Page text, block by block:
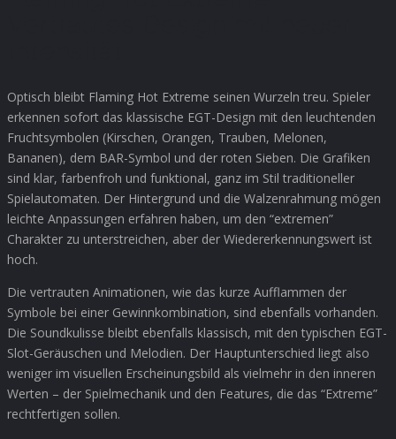
Optisch bleibt Flaming Hot Extreme seinen Wurzeln treu. Spieler
erkennen sofort das klassische EGT-Design mit den leuchtenden
Fruchtsymbolen (Kirschen, Orangen, Trauben, Melonen,
Bananen), dem BAR-Symbol und der roten Sieben. Die Grafiken
sind klar, farbenfroh und funktional, ganz im Stil traditioneller
Spielautomaten. Der Hintergrund und die Walzenrahmung mögen
leichte Anpassungen erfahren haben, um den “extremen”
Charakter zu unterstreichen, aber der Wiedererkennungswert ist
hoch.
Die vertrauten Animationen, wie das kurze Aufflammen der
Symbole bei einer Gewinnkombination, sind ebenfalls vorhanden.
Die Soundkulisse bleibt ebenfalls klassisch, mit den typischen EGT-
Slot-Geräuschen und Melodien. Der Hauptunterschied liegt also
weniger im visuellen Erscheinungsbild als vielmehr in den inneren
Werten – der Spielmechanik und den Features, die das “Extreme”
rechtfertigen sollen.